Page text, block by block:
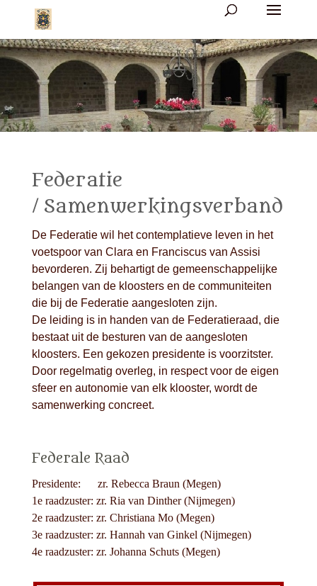
Federatie
/ Samenwerkingsverband
De Federatie wil het contemplatieve leven in het
voetspoor van Clara en Franciscus van Assisi
bevorderen. Zij behartigt de gemeenschappelijke
belangen van de kloosters en de communiteiten
die bij de Federatie aangesloten zijn.
De leiding is in handen van de Federatieraad, die
bestaat uit de besturen van de aangesloten
kloosters. Een gekozen presidente is voorzitster.
Door regelmatig overleg, in respect voor de eigen
sfeer en autonomie van elk klooster, wordt de
samenwerking concreet.
Federale Raad
Presidente: zr. Rebecca Braun (Megen)
1e raadzuster: zr. Ria van Dinther (Nijmegen)
2e raadzuster: zr. Christiana Mo (Megen)
3e raadzuster: zr. Hannah van Ginkel (Nijmegen)
4e raadzuster: zr. Johanna Schuts (Megen)